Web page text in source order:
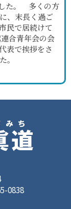
た。 多くの方
、末長く過ご
民で居続けて
合青年会の会
表で挨拶をさ
。
0838